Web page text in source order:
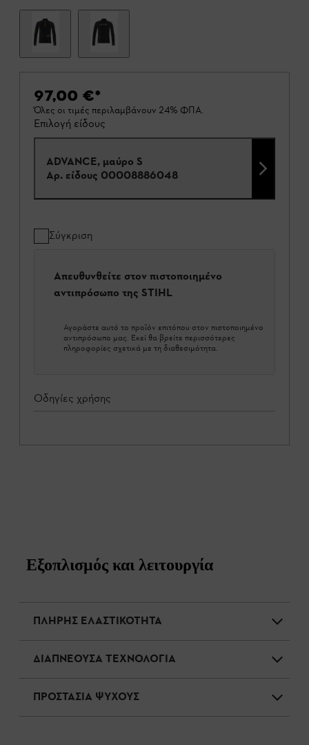
97,00 €*
Όλες οι τιμές περιλαμβάνουν 24% ΦΠΑ.
Επιλογή είδους
ADVANCE, μαύρο S
Αρ. είδους 00008886048
Σύγκριση
Απευθυνθείτε στον πιστοποιημένο
αντιπρόσωπο της STIHL
Αγοράστε αυτό το προϊόν επιτόπου στον πιστοποιημένο
αντιπρόσωπο μας. Εκεί θα βρείτε περισσότερες
πληροφορίες σχετικά με τη διαθεσιμότητα.
Οδηγίες χρήσης
Εξοπλισμός και λειτουργία
ΠΛΗΡΗΣ ΕΛΑΣΤΙΚΟΤΗΤΑ
ΔΙΑΠΝΕΟΥΣΑ ΤΕΧΝΟΛΟΓΙΑ
ΠΡΟΣΤΑΣΙΑ ΨΥΧΟΥΣ